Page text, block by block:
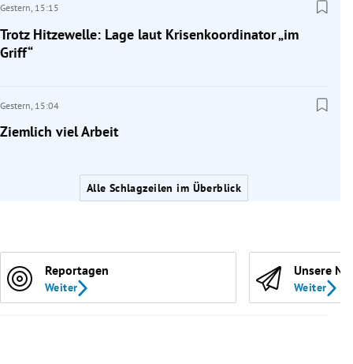
Gestern, 15:15
Trotz Hitzewelle: Lage laut Krisenkoordinator „im
Griff“
Gestern, 15:04
Ziemlich viel Arbeit
Alle Schlagzeilen im Überblick
Reportagen
Weiter
Unsere
Weiter